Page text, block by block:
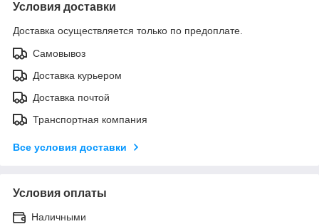
Условия доставки
Доставка осуществляется только по предоплате.
Самовывоз
Доставка курьером
Доставка почтой
Транспортная компания
Все условия доставки
Условия оплаты
Наличными